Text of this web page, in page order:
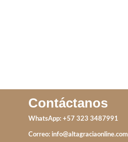
Contáctanos
WhatsApp: +57 323 3487991
Correo: info@altagraciaonline.com